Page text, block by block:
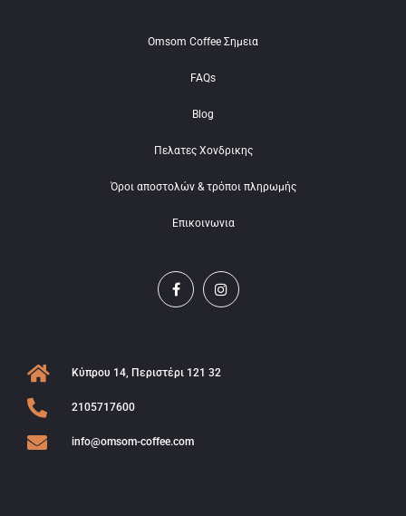
Omsom Coffee Σημεια
FAQs
Blog
Πελατες Χονδρικης
Όροι αποστολών & τρόποι πληρωμής
Επικοινωνια
Κύπρου 14, Περιστέρι 121 32
2105717600
info@omsom-coffee.com